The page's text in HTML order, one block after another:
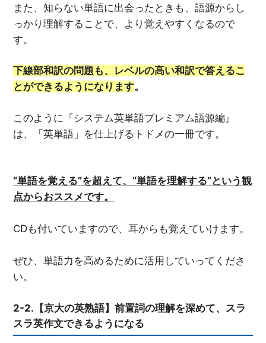
また、知らない単語に出会ったときも、語源からし
っかり理解することで、より覚えやすくなるので
す。
下線部和訳の問題も、レベルの高い和訳で答えるこ
とができるようになります。
このように『システム英単語プレミアム語源編』
は、「英単語」を仕上げるトドメの一冊です。
“単語を覚える”を超えて、“単語を理解する”という観
点からおススメです。
CDも付いていますので、耳からも覚えていけます。
ぜひ、単語力を高めるために活用していってくださ
い。
2-2.【京大の英熟語】前置詞の理解を深めて、スラ
スラ英作文できるようになる